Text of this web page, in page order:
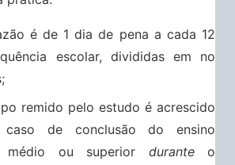
é de 1 dia de pena a cada 12
escolar, divididas em no
remido pelo estudo é acrescido
de conclusão do ensino
médio ou superior duranteo